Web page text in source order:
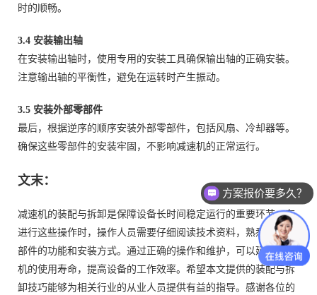
时的顺畅。
3.4 安装输出轴
在安装输出轴时，使用专用的安装工具确保输出轴的正确安装。
注意输出轴的平衡性，避免在运转时产生振动。
3.5 安装外部零部件
最后，根据逆序的顺序安装外部零部件，包括风扇、冷却器等。
确保这些零部件的安装牢固，不影响减速机的正常运行。
文末：
减速机的装配与拆卸是保障设备长时间稳定运行的重要环节。在
进行这些操作时，操作人员需要仔细阅读技术资料，熟悉每个零
部件的功能和安装方式。通过正确的操作和维护，可以延长减速
机的使用寿命，提高设备的工作效率。希望本文提供的装配与拆
卸技巧能够为相关行业的从业人员提供有益的指导。感谢各位的
方案报价要多久？